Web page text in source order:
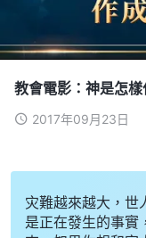
教會電影：神是怎
2017年09月23日
灾難越來越大，世
是正在發生的事實